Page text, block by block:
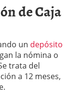
de Caja
un depósito
la nómina o
trata del
a 12 meses,